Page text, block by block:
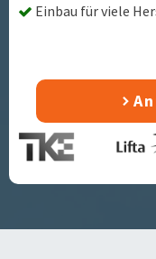
Einbau für viele